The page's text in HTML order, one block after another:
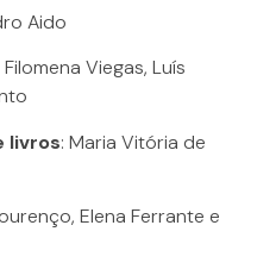
Aido
Filomena Viegas, Luís
livros: Maria Vitória de
Elena Ferrante e